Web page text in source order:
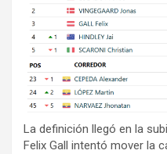
La definición llegó en la
Felix Gall intentó mover la